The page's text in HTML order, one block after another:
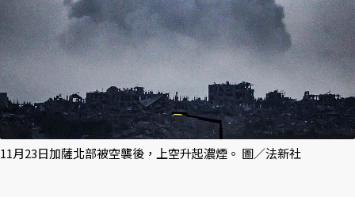
11月23日加薩北部被空襲後，上空升起濃煙。 圖／法新社